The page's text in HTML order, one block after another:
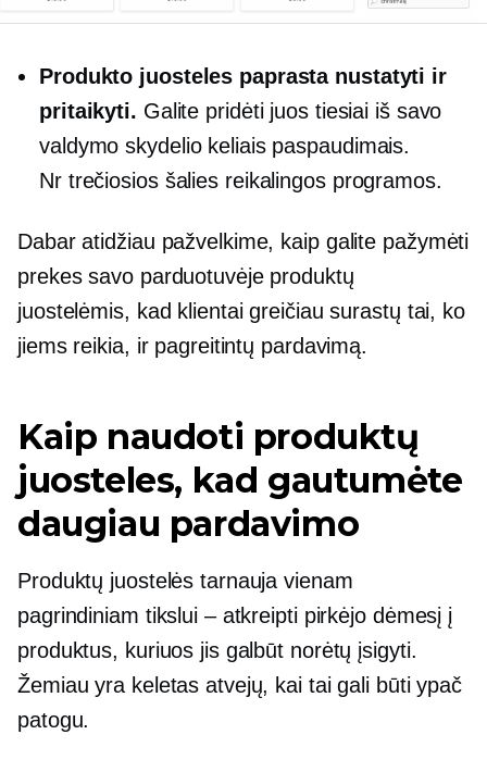
Produkto juosteles paprasta nustatyti ir
pritaikyti. Galite pridėti juos tiesiai iš savo
valdymo skydelio keliais paspaudimais.
Nr trečiosios šalies reikalingos programos.
Dabar atidžiau pažvelkime, kaip galite pažymėti
prekes savo parduotuvėje produktų
juostelėmis, kad klientai greičiau surastų tai, ko
jiems reikia, ir pagreitintų pardavimą.
Kaip naudoti produktų
juosteles, kad gautumėte
daugiau pardavimo
Produktų juostelės tarnauja vienam
pagrindiniam tikslui – atkreipti pirkėjo dėmesį į
produktus, kuriuos jis galbūt norėtų įsigyti.
Žemiau yra keletas atvejų, kai tai gali būti ypač
patogu.